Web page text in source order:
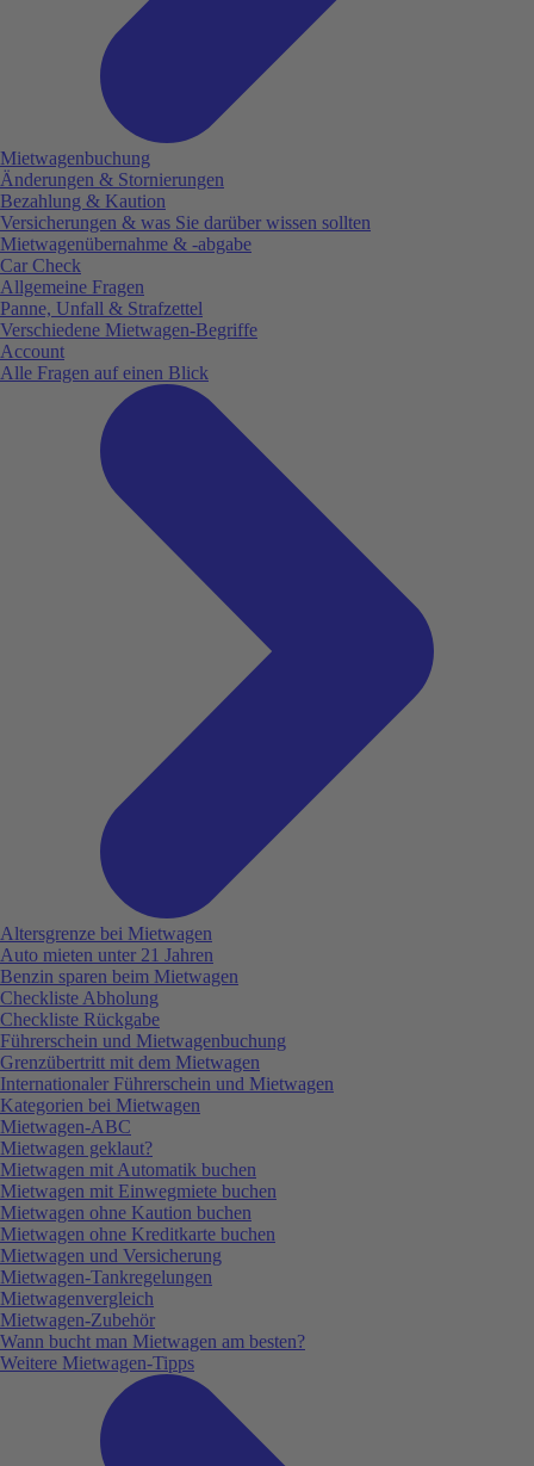
Mietwagenbuchung
Änderungen & Stornierungen
Bezahlung & Kaution
Versicherungen & was Sie darüber wissen sollten
Mietwagenübernahme & -abgabe
Car Check
Allgemeine Fragen
Panne, Unfall & Strafzettel
Verschiedene Mietwagen-Begriffe
Account
Alle Fragen auf einen Blick
Altersgrenze bei Mietwagen
Auto mieten unter 21 Jahren
Benzin sparen beim Mietwagen
Checkliste Abholung
Checkliste Rückgabe
Führerschein und Mietwagenbuchung
Grenzübertritt mit dem Mietwagen
Internationaler Führerschein und Mietwagen
Kategorien bei Mietwagen
Mietwagen-ABC
Mietwagen geklaut?
Mietwagen mit Automatik buchen
Mietwagen mit Einwegmiete buchen
Mietwagen ohne Kaution buchen
Mietwagen ohne Kreditkarte buchen
Mietwagen und Versicherung
Mietwagen-Tankregelungen
Mietwagenvergleich
Mietwagen-Zubehör
Wann bucht man Mietwagen am besten?
Weitere Mietwagen-Tipps